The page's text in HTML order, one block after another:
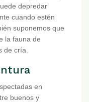
depredar
cuando estén
suponemos que
la fauna de
de cría.
en
buenos y